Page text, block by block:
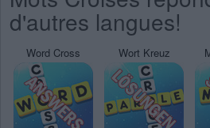
d'autres langues!
Word Cross Wort Kreuz